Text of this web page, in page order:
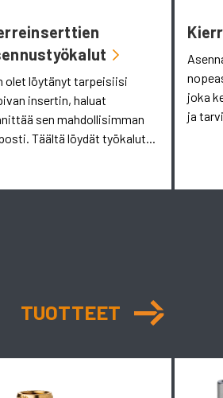
olet löytänyt tarpeisiisi
insertin, haluat
sen mahdollisimman
Täältä löydät työkalut...
joka
ja
TUOTTEET